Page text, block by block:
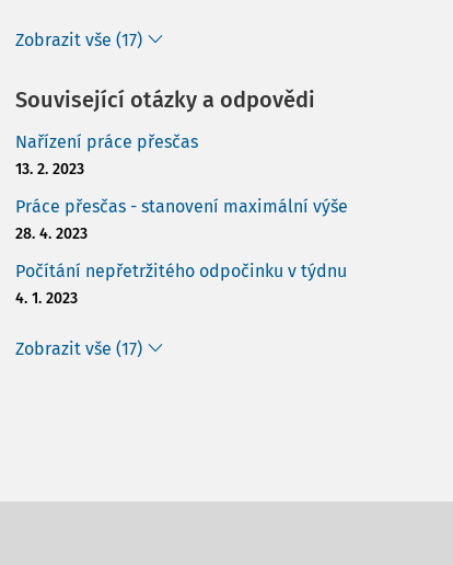
Zobrazit vše (17)
Související otázky a odpovědi
Nařízení práce přesčas
13. 2. 2023
Práce přesčas - stanovení maximální výše
28. 4. 2023
Počítání nepřetržitého odpočinku v týdnu
4. 1. 2023
Zobrazit vše (17)